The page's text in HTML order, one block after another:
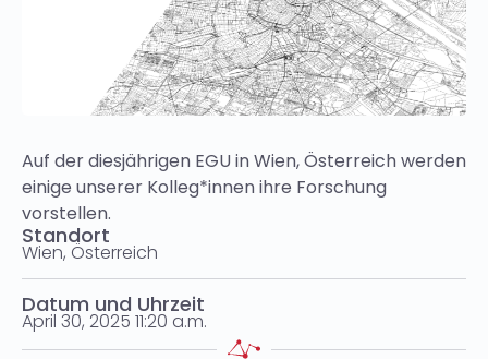
Auf der diesjährigen EGU in Wien, Österreich werden
einige unserer Kolleg*innen ihre Forschung
vorstellen.
Standort
Wien, Österreich
Datum und Uhrzeit
April 30, 2025 11:20 a.m.